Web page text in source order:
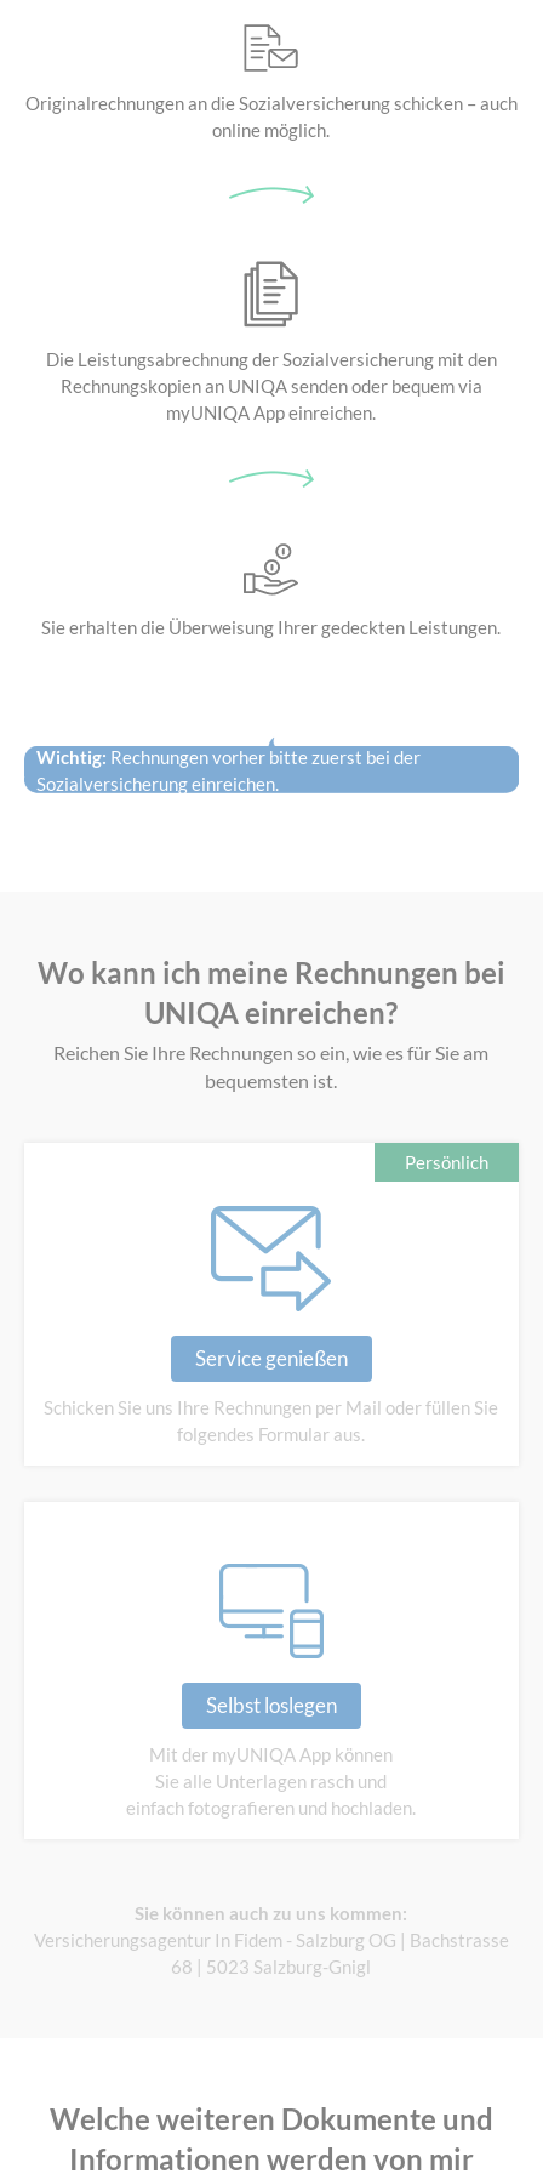
Originalrechnungen an dieSozialversicherung schicken – auch
online möglich.
Die Leistungsabrechnungder Sozialversicherung mit den
Rechnungskopien an UNIQA sendenoder bequem via
myUNIQA App einreichen.
Sie erhalten die Überweisung Ihrergedeckten Leistungen.
Wichtig: Rechnungen vorher bitte zuerst bei der
Sozialversicherung einreichen.
Wo kann ich meine Rechnungen bei
UNIQA einreichen?
Reichen Sie Ihre Rechnungen so ein, wie es für Sie am
bequemsten ist.
Persönlich
Service genießen
Schicken Sie uns Ihre Rechnungen per Mail oder füllen Sie
folgendes Formular aus.
Selbst loslegen
Mit der myUNIQA App können
Sie alle Unterlagen rasch und
einfach fotografieren und hochladen.
Sie können auch zu uns kommen:
Versicherungsagentur In Fidem - Salzburg OG | Bachstrasse
68 | 5023 Salzburg-Gnigl
Welche weiteren Dokumente und
Informationen werden von mir